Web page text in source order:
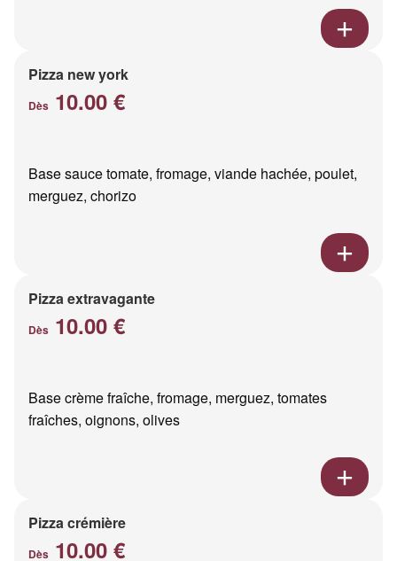
Pizza new york
Dès 10.00 €
Base sauce tomate, fromage, viande hachée, poulet,
merguez, chorizo
Pizza extravagante
Dès 10.00 €
Base crème fraîche, fromage, merguez, tomates
fraîches, oignons, olives
Pizza crémière
Dès 10.00 €